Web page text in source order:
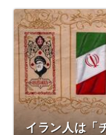
イラン人は「